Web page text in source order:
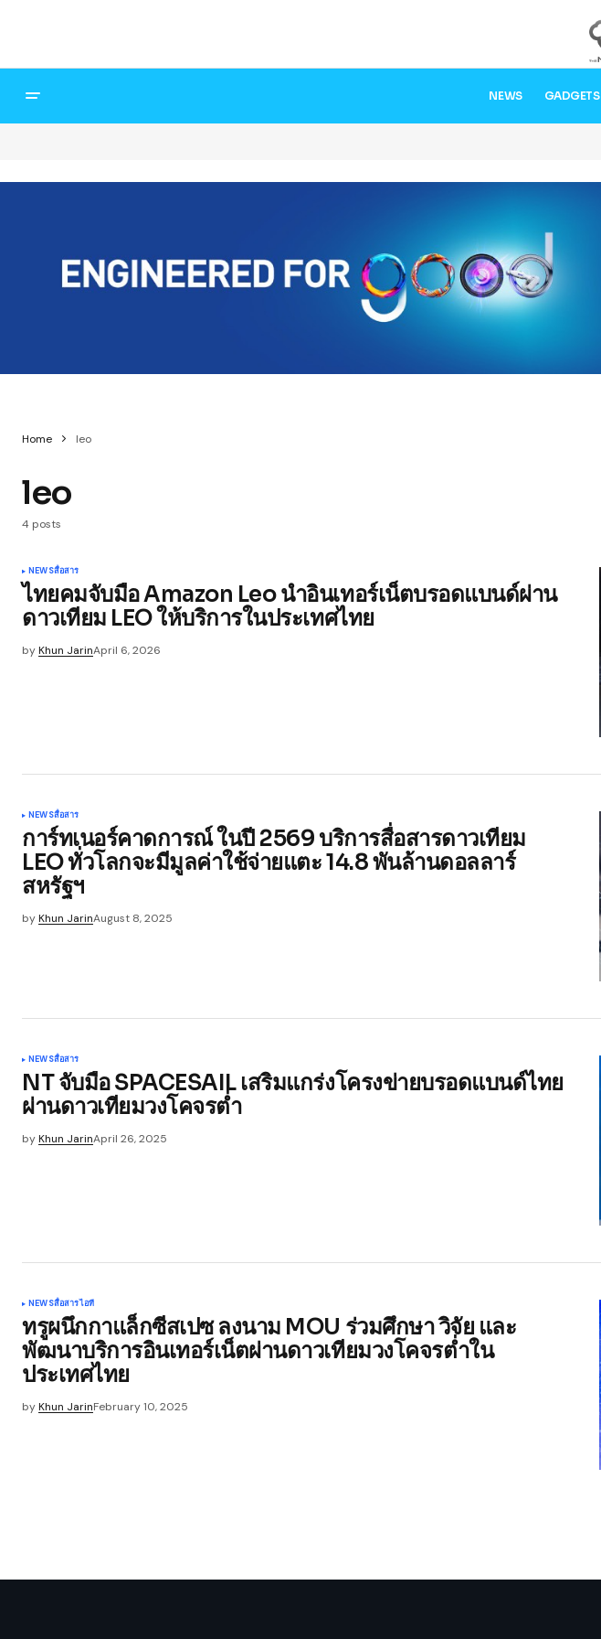
NEWS GADGETS
Home leo
leo
4 posts
NEWSสื่อสาร
ไทยคมจับมือ Amazon Leo นำอินเทอร์เน็ตบรอดแบนด์ผ่าน
ดาวเทียม LEO ให้บริการในประเทศไทย
byKhun JarinApril 6, 2026
NEWSสื่อสาร
การ์ทเนอร์คาดการณ์ ในปี 2569 บริการสื่อสารดาวเทียม
LEO ทั่วโลกจะมีมูลค่าใช้จ่ายแตะ 14.8 พันล้านดอลลาร์
สหรัฐฯ
byKhun JarinAugust 8, 2025
NEWSสื่อสาร
NT จับมือ SPACESAIL เสริมแกร่งโครงข่ายบรอดแบนด์ไทย
ผ่านดาวเทียมวงโคจรต่ำ
byKhun JarinApril 26, 2025
NEWSสื่อสารไอที
ทรูผนึกกาแล็กซีสเปซ ลงนาม MOU ร่วมศึกษา วิจัย และ
พัฒนาบริการอินเทอร์เน็ตผ่านดาวเทียมวงโคจรต่ำใน
ประเทศไทย
byKhun JarinFebruary 10, 2025